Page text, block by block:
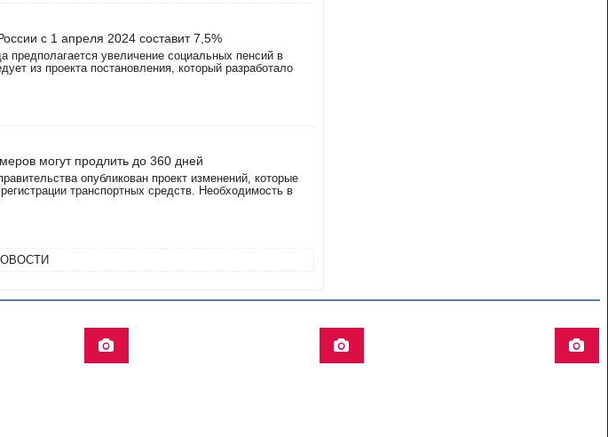
с 1 апреля 2024 составит 7,5%
предполагается увеличение социальных пенсий в
из проекта постановления, который разработало
могут продлить до 360 дней
опубликован проект изменений, которые
транспортных средств. Необходимость в